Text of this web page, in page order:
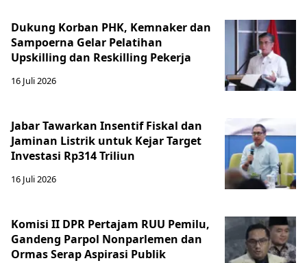
Dukung Korban PHK, Kemnaker dan
Sampoerna Gelar Pelatihan
Upskilling dan Reskilling Pekerja
16 Juli 2026
Jabar Tawarkan Insentif Fiskal dan
Jaminan Listrik untuk Kejar Target
Investasi Rp314 Triliun
16 Juli 2026
Komisi II DPR Pertajam RUU Pemilu,
Gandeng Parpol Nonparlemen dan
Ormas Serap Aspirasi Publik